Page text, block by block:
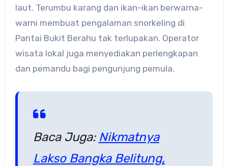
laut. Terumbu karang dan ikan-ikan berwarna-
warni membuat pengalaman snorkeling di
Pantai Bukit Berahu tak terlupakan. Operator
wisata lokal juga menyediakan perlengkapan
dan pemandu bagi pengunjung pemula.
Baca Juga: Nikmatnya
Lakso Bangka Belitung,